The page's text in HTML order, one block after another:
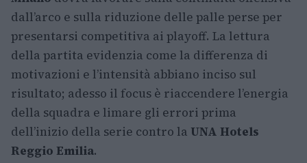
dall’arco e sulla riduzione delle palle perse per
presentarsi competitiva ai playoff. La lettura
della partita evidenzia come la differenza di
motivazioni e l’intensità abbiano inciso sul
risultato; adesso il focus è riaccendere l’energia
della squadra e limare gli errori prima
dell’inizio della serie contro la UNA Hotels
Reggio Emilia.